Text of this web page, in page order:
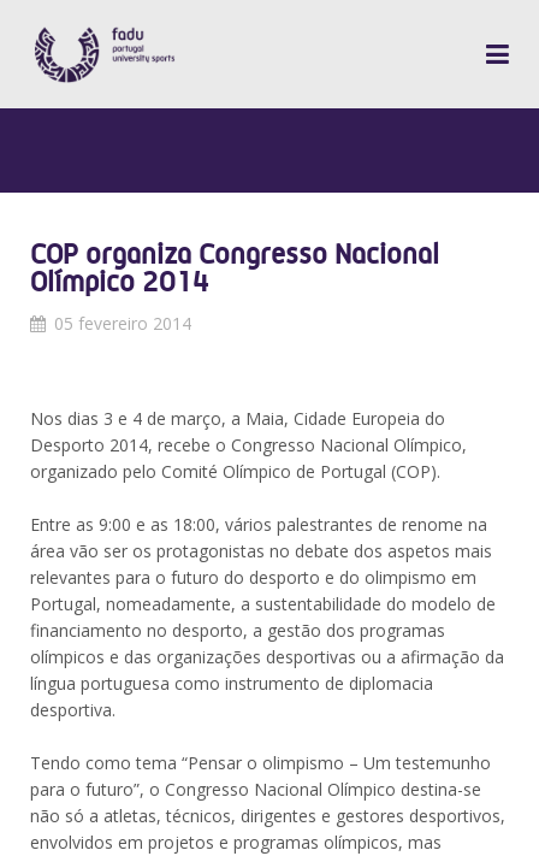
COP organiza Congresso Nacional
Olímpico 2014
05 fevereiro 2014
Nos dias 3 e 4 de março, a Maia, Cidade Europeia do
Desporto 2014, recebe o Congresso Nacional Olímpico,
organizado pelo Comité Olímpico de Portugal (COP).
Entre as 9:00 e as 18:00, vários palestrantes de renome na
área vão ser os protagonistas no debate dos aspetos mais
relevantes para o futuro do desporto e do olimpismo em
Portugal, nomeadamente, a sustentabilidade do modelo de
financiamento no desporto, a gestão dos programas
olímpicos e das organizações desportivas ou a afirmação da
língua portuguesa como instrumento de diplomacia
desportiva.
Tendo como tema “Pensar o olimpismo – Um testemunho
para o futuro”, o Congresso Nacional Olímpico destina-se
não só a atletas, técnicos, dirigentes e gestores desportivos,
envolvidos em projetos e programas olímpicos, mas